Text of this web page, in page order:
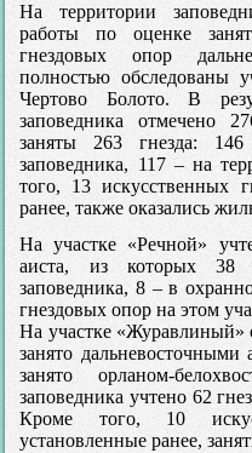
На территории
работы по оценке
гнездовых опор
полностью обследованы
Чертово Болото. В
заповедника отмечено
заняты 263 гнезда:
заповедника, 117 – на
того, 13 искусственных
ранее, также оказались
На участке «Речной»
аиста, из которых 38
заповедника, 8 – в
гнездовых опор на этом
На участке «Журавлиный»
занято
занято орланом-
заповедника учтено 62
Кроме того, 10
установленные ранее,